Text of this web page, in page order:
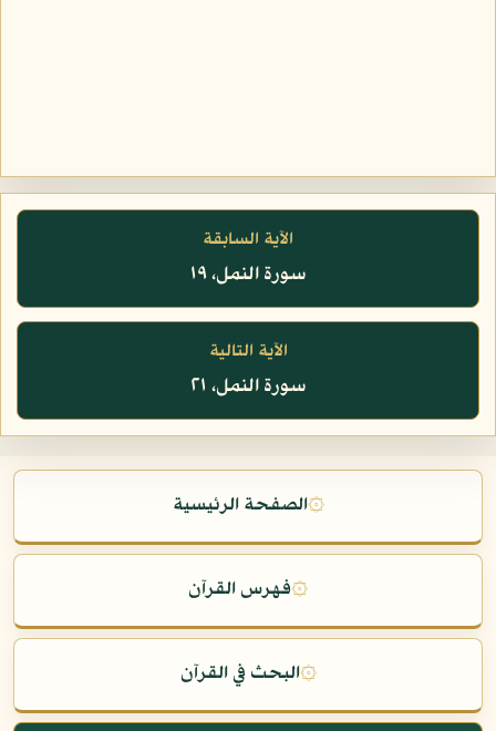
الآية السابقة
سورة النمل، ١٩
الآية التالية
سورة النمل، ٢١
۞الصفحة الرئيسية
۞فهرس القرآن
۞البحث في القرآن